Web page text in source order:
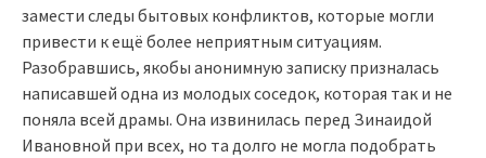
замести следы бытовых конфликтов, которые могли
привести к ещё более неприятным ситуациям.
Разобравшись, якобы анонимную записку призналась
написавшей одна из молодых соседок, которая так и не
поняла всей драмы. Она извинилась перед Зинаидой
Ивановной при всех, но та долго не могла подобрать